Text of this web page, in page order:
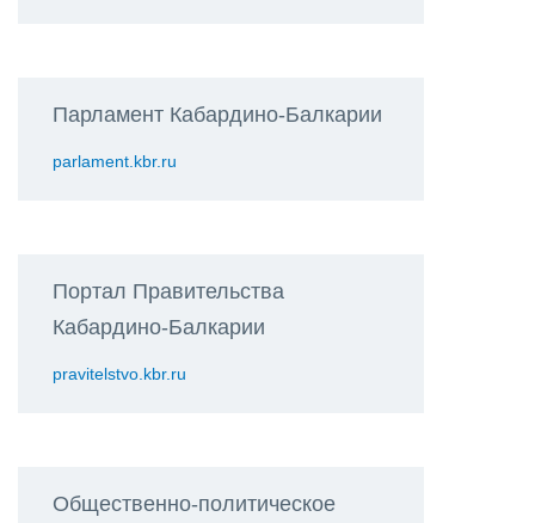
Парламент Кабардино-Балкарии
parlament.kbr.ru
Портал Правительства
Кабардино-Балкарии
pravitelstvo.kbr.ru
Общественно-политическое